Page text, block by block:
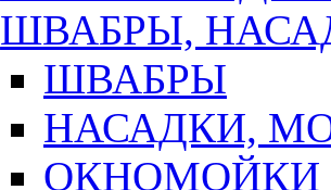
ШВАБРЫ,
ШВАБРЫ
НАСАДКИ,
ОКНОМОЙКИ